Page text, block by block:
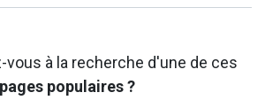
à la recherche d'une de ces
pages populaires ?